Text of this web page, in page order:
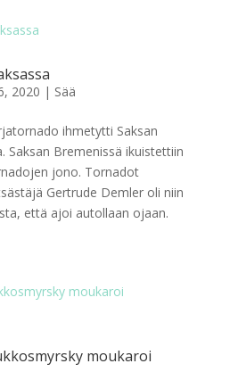
2020 | Sää
ihmetytti Saksan
Saksan Bremenissä ikuistettiin
jono. Tornadot
Gertrude Demler oli niin
että ajoi autollaan ojaan.
moukaroi